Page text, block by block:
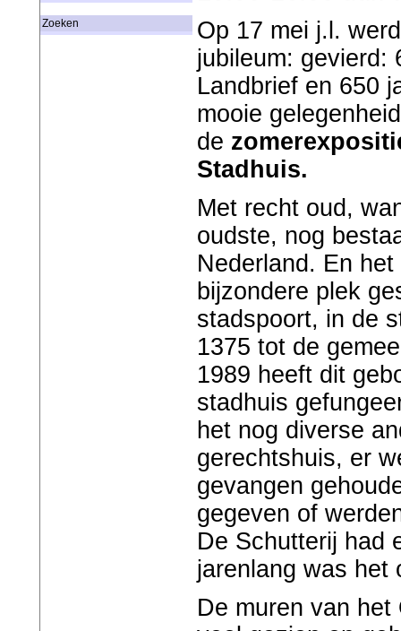
Zoeken
Op 17 mei j.l.
jubileum: gevierd:
Landbrief en 650
mooie
de
Stadhuis.
Met recht oud,
oudste, nog
Nederland. En
bijzondere plek
stadspoort, in de
1375 tot de
1989 heeft dit
stadhuis
het nog diverse
gerechtshuis, er
gevangen
gegeven of
De Schutterij had
jarenlang was het
De muren van het